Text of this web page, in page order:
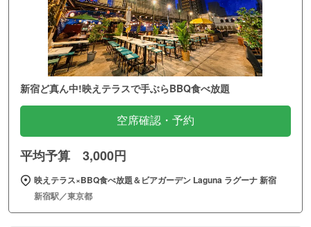
新宿ど真ん中!映えテラスで手ぶらBBQ食べ放題
空席確認・予約
平均予算 3,000円
映えテラス×BBQ食べ放題＆ビアガーデン Laguna ラグーナ 新宿
新宿駅／東京都